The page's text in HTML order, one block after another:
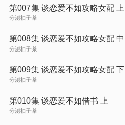
第007集 谈恋爱不如攻略女配 上
分泌柚子茶
第008集 谈恋爱不如攻略女配 中
分泌柚子茶
第009集 谈恋爱不如攻略女配 下
分泌柚子茶
第010集 谈恋爱不如借书 上
分泌柚子茶